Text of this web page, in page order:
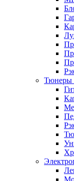
Тюнеры